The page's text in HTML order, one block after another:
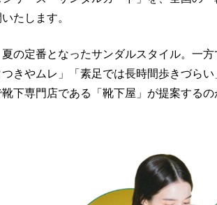
たします。
定番となったサンダルスタイル。一方
きやムレ」「素足では長時間歩きづら
靴下専門店である「靴下屋」が提案す